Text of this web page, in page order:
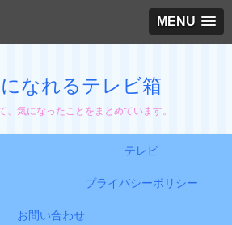
MENU
なれるテレビ箱
、気になったことをまとめています。
テレビ
プライバシーポリシー
お問い合わせ